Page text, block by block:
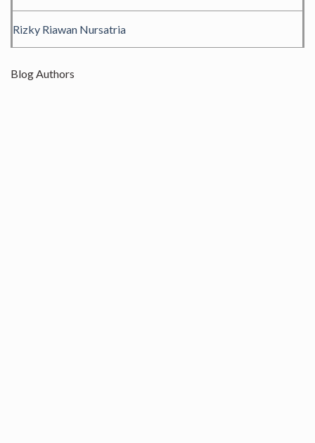
Rizky Riawan Nursatria
Blog Authors